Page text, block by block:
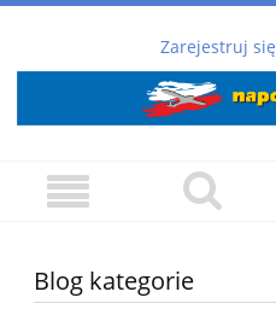
Zarejestruj się
Blog kategorie